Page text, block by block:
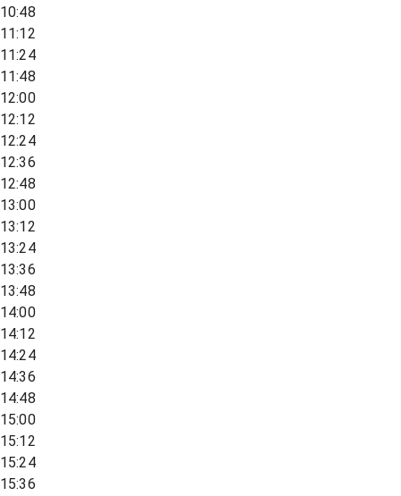
10:48
11:12
11:24
11:48
12:00
12:12
12:24
12:36
12:48
13:00
13:12
13:24
13:36
13:48
14:00
14:12
14:24
14:36
14:48
15:00
15:12
15:24
15:36